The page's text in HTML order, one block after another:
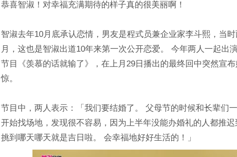
恭喜智淑！对幸福充满期待的样子真的很美丽啊！
智淑去年10月底承认恋情，男友是程式员兼企业家李斗熙，当
月，这也是智淑出道10年来第一次公开恋爱。 今年两人一起出
节目《羡慕的话就输了》，在上月29日播出的最终回中突然宣
惊。
节目中，两人表示：「我们要结婚了。 父母节的时候和长辈们
开始找场地，发现很不容易，因为上半年没能办婚礼的人都推
挑到哪天哪天就是吉日啦。 会幸福地好好生活的！」